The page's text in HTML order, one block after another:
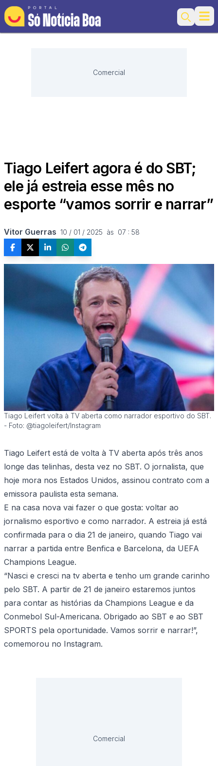
Search
Comercial
Tiago Leifert agora é do SBT;
ele já estreia esse mês no
esporte “vamos sorrir e narrar”
Vitor Guerras 10 / 01 / 2025  às  07 : 58
Tiago Leifert volta à TV aberta como narrador esportivo do SBT.
- Foto: @tiagoleifert/Instagram
Tiago Leifert está de volta à TV aberta após três anos
longe das telinhas, desta vez no SBT. O jornalista, que
hoje mora nos Estados Unidos, assinou contrato com a
emissora paulista esta semana.
E na casa nova vai fazer o que gosta: voltar ao
jornalismo esportivo e como narrador. A estreia já está
confirmada para o dia 21 de janeiro, quando Tiago vai
narrar a partida entre Benfica e Barcelona, da UEFA
Champions League.
“Nasci e cresci na tv aberta e tenho um grande carinho
pelo SBT. A partir de 21 de janeiro estaremos juntos
para contar as histórias da Champions League e da
Conmebol Sul-Americana. Obrigado ao SBT e ao SBT
SPORTS pela oportunidade. Vamos sorrir e narrar!”,
comemorou no Instagram.
Comercial